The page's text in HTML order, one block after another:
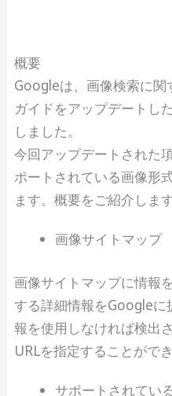
概要
Googleは、画像検索に
ガイドをアップデート
しました。
今回アップデートされた
ポートされている画像形
ます。概要をご紹介します
画像サイトマップ
画像サイトマップに情報
する詳細情報をGoogleに
報を使用しなければ検出
URLを指定することができ
サポートされてい